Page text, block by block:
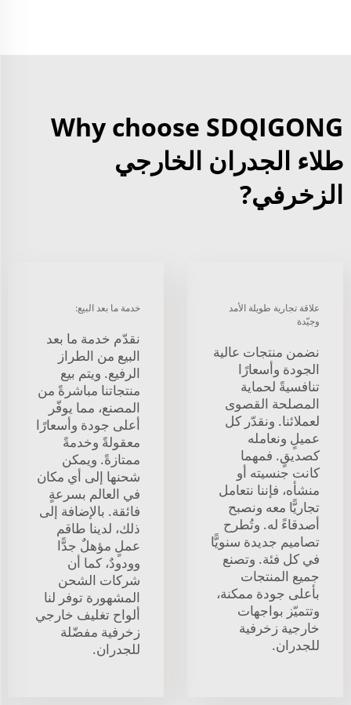
Why choose SDQIGONG
طلاء الجدران الخارجي
الزخرفي?
علاقة تجارية طويلة الأمد
وجيّدة
نضمن منتجات عالية
الجودة وأسعارًا
تنافسيةً لحماية
المصلحة القصوى
لعملائنا. ونقدّر كل
عميلٍ ونعامله
كصديقٍ. فمهما
كانت جنسيته أو
منشأه، فإننا نتعامل
تجاريًّا معه ونصبح
أصدقاءً له. وتُطرح
تصاميم جديدة سنويًّا
في كل فئة. وتصنع
جميع المنتجات
بأعلى جودة ممكنة،
وتتميّز بواجهات
خارجية زخرفية
للجدران.
خدمة ما بعد البيع:
نقدّم خدمة ما بعد
البيع من الطراز
الرفيع. ويتم بيع
منتجاتنا مباشرةً من
المصنع، مما يوفّر
أعلى جودة وأسعارًا
معقولةً وخدمةً
ممتازةً. ويمكن
شحنها إلى أي مكان
في العالم بسرعةٍ
فائقة. بالإضافة إلى
ذلك، لدينا طاقم
عملٍ مؤهلٌ جدًّا
وودودٌ، كما أن
شركات الشحن
المشهورة توفر لنا
ألواح تغليف خارجي
زخرفية مفضّلة
للجدران.